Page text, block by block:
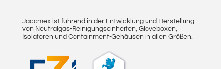
Jacomex ist führend in der Entwicklung und Herstellung
von Neutralgas-Reinigungseinheiten, Gloveboxen,
Isolatoren und Containment-Gehäusen in allen Größen.